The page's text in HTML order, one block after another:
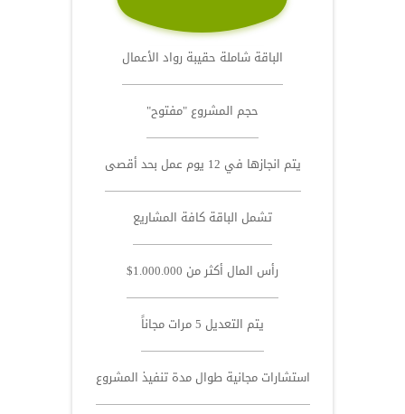
الباقة شاملة حقيبة رواد الأعمال
حجم المشروع "مفتوح"
يتم انجازها في 12 يوم عمل بحد أقصى
تشمل الباقة كافة المشاريع
رأس المال أكثر من 1.000.000$
يتم التعديل 5 مرات مجاناً
استشارات مجانية طوال مدة تنفيذ المشروع